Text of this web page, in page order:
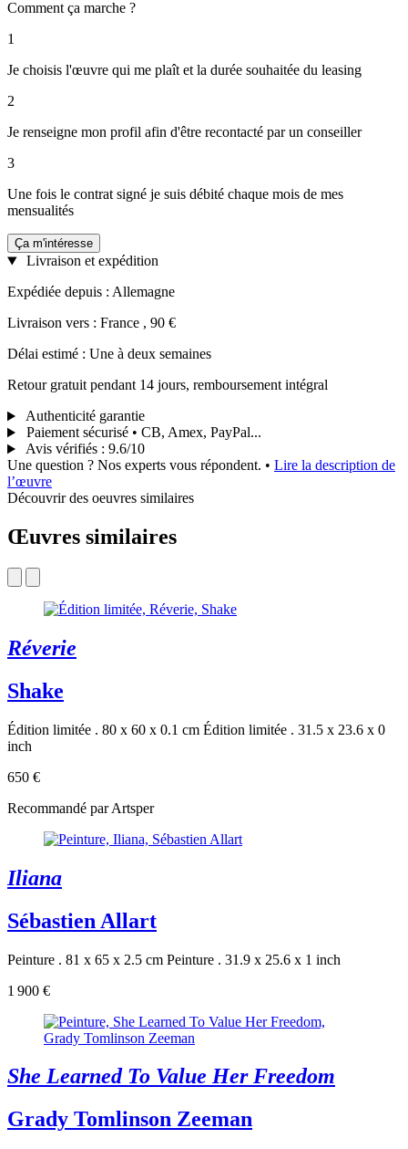
Comment ça marche ?
1
Je choisis l'œuvre qui me plaît et la durée souhaitée du leasing
2
Je renseigne mon profil afin d'être recontacté par un conseiller
3
Une fois le contrat signé je suis débité chaque mois de mes
mensualités
Ça m'intéresse
Livraison et expédition
Expédiée depuis : Allemagne
Livraison vers : France , 90 €
Délai estimé : Une à deux semaines
Retour gratuit pendant 14 jours, remboursement intégral
Authenticité garantie
Paiement sécurisé • CB, Amex, PayPal...
Avis vérifiés : 9.6/10
Une question ? Nos experts vous répondent. • Lire la description de
l’œuvre
Découvrir des oeuvres similaires
Œuvres similaires
Réverie
Shake
Édition limitée . 80 x 60 x 0.1 cm Édition limitée . 31.5 x 23.6 x 0
inch
650 €
Recommandé par Artsper
Iliana
Sébastien Allart
Peinture . 81 x 65 x 2.5 cm Peinture . 31.9 x 25.6 x 1 inch
1 900 €
She Learned To Value Her Freedom
Grady Tomlinson Zeeman